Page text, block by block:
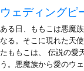
ウェディングピ
ある日、ももこは悪魔
なる。そこに現れた天
たももこは、 伝説の愛
う。悪魔族から愛のウ